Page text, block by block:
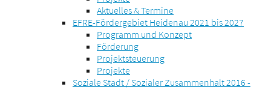
Aktuelles & Termine
EFRE-Fördergebiet Heidenau 2021 bis 2027
Programm und Konzept
Förderung
Projektsteuerung
Projekte
Soziale Stadt / Sozialer Zusammenhalt 2016 -